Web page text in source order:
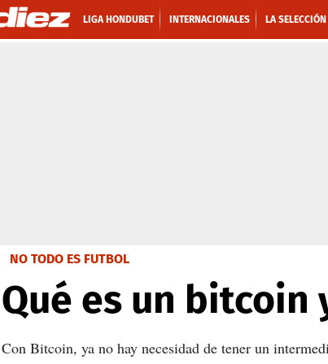
LIGA HONDUBET INTERNACIONALES LA SELECCIÓN
NO TODO ES FUTBOL
Qué es un bitcoin
Con Bitcoin, ya no hay necesidad de tener un